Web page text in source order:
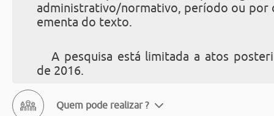
administrativo/normativo, período ou por
ementa do texto.
A pesquisa está limitada a atos
de 2016.
Quem pode realizar ?